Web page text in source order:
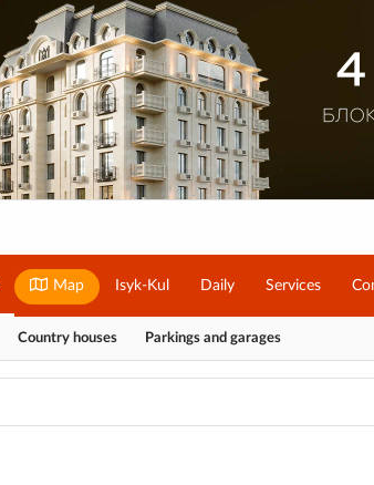
Map Isyk-Kul Daily Services
Country houses Parkings and garages